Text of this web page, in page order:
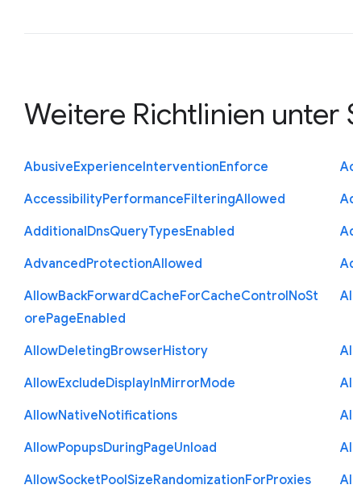
Weitere Richtlinien unter
AbusiveExperienceInterventionEnforce
AccessibilityPerformanceFilteringAllowed
AdditionalDnsQueryTypesEnabled
AdvancedProtectionAllowed
AllowBackForwardCacheForCacheControlNoSt
orePageEnabled
AllowDeletingBrowserHistory
AllowExcludeDisplayInMirrorMode
AllowNativeNotifications
AllowPopupsDuringPageUnload
AllowSocketPoolSizeRandomizationForProxies